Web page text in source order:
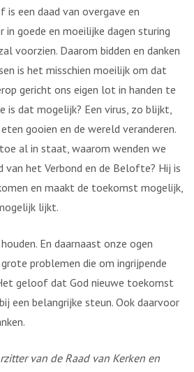
is een daad van overgave en
goede en moeilijke dagen sturing
voorzien. Daarom bidden en danken
is het misschien moeilijk om dat
gericht ons eigen lot in handen te
is dat mogelijk? Een virus, zo blijkt,
gooien en de wereld veranderen.
al in staat, waarom wenden we
van het Verbond en de Belofte? Hij is
en maakt de toekomst mogelijk,
lijkt.
En daarnaast onze ogen
problemen die om ingrijpende
geloof dat God nieuwe toekomst
een belangrijke steun. Ook daarvoor
van de Raad van Kerken en